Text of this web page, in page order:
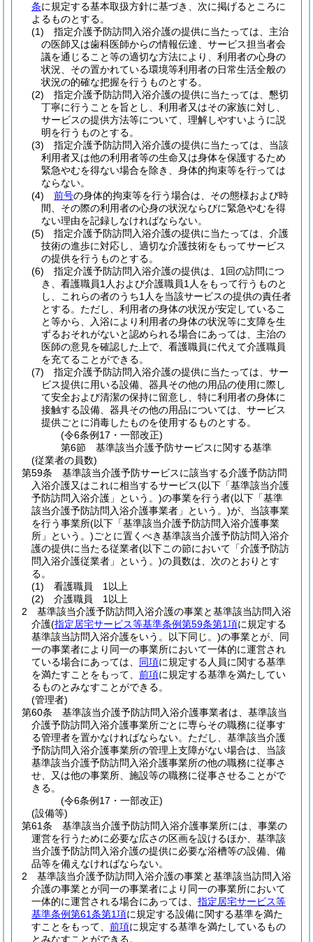
条に規定する基本取扱方針に基づき、次に掲げるところに
よるものとする。
(1)
指定介護予防訪問入浴介護の提供に当たっては、主治
の医師又は歯科医師からの情報伝達、サービス担当者会
議を通じること等の適切な方法により、利用者の心身の
状況、その置かれている環境等利用者の日常生活全般の
状況の的確な把握を行うものとする。
(2)
指定介護予防訪問入浴介護の提供に当たっては、懇切
丁寧に行うことを旨とし、利用者又はその家族に対し、
サービスの提供方法等について、理解しやすいように説
明を行うものとする。
(3)
指定介護予防訪問入浴介護の提供に当たっては、当該
利用者又は他の利用者等の生命又は身体を保護するため
緊急やむを得ない場合を除き、身体的拘束等を行っては
ならない。
(4)
前号の身体的拘束等を行う場合は、その態様および時
間、その際の利用者の心身の状況ならびに緊急やむを得
ない理由を記録しなければならない。
(5)
指定介護予防訪問入浴介護の提供に当たっては、介護
技術の進歩に対応し、適切な介護技術をもってサービス
の提供を行うものとする。
(6)
指定介護予防訪問入浴介護の提供は、1回の訪問につ
き、看護職員1人および介護職員1人をもって行うものと
し、これらの者のうち1人を当該サービスの提供の責任者
とする。 ただし、利用者の身体の状況が安定しているこ
と等から、入浴により利用者の身体の状況等に支障を生
ずるおそれがないと認められる場合にあっては、主治の
医師の意見を確認した上で、看護職員に代えて介護職員
を充てることができる。
(7)
指定介護予防訪問入浴介護の提供に当たっては、サー
ビス提供に用いる設備、器具その他の用品の使用に際し
て安全および清潔の保持に留意し、特に利用者の身体に
接触する設備、器具その他の用品については、サービス
提供ごとに消毒したものを使用するものとする。
(令6条例17・一部改正)
第6節
基準該当介護予防サービスに関する基準
(従業者の員数)
第59条
基準該当介護予防サービスに該当する介護予防訪問
入浴介護又はこれに相当するサービス(以下「基準該当介護
予防訪問入浴介護」という。)の事業を行う者(以下「基準
該当介護予防訪問入浴介護事業者」という。)が、当該事業
を行う事業所(以下「基準該当介護予防訪問入浴介護事業
所」という。)ごとに置くべき基準該当介護予防訪問入浴介
護の提供に当たる従業者(以下この節において「介護予防訪
問入浴介護従業者」という。)の員数は、次のとおりとす
る。
(1)
看護職員 1以上
(2)
介護職員 1以上
2
基準該当介護予防訪問入浴介護の事業と基準該当訪問入浴
介護(指定居宅サービス等基準条例第59条第1項に規定する
基準該当訪問入浴介護をいう。以下同じ。)の事業とが、同
一の事業者により同一の事業所において一体的に運営され
ている場合にあっては、 同項に規定する人員に関する基準
を満たすことをもって、 前項に規定する基準を満たしてい
るものとみなすことができる。
(管理者)
第60条
基準該当介護予防訪問入浴介護事業者は、基準該当
介護予防訪問入浴介護事業所ごとに専らその職務に従事す
る管理者を置かなければならない。 ただし、基準該当介護
予防訪問入浴介護事業所の管理上支障がない場合は、当該
基準該当介護予防訪問入浴介護事業所の他の職務に従事さ
せ、又は他の事業所、施設等の職務に従事させることがで
きる。
(令6条例17・一部改正)
(設備等)
第61条
基準該当介護予防訪問入浴介護事業所には、事業の
運営を行うために必要な広さの区画を設けるほか、基準該
当介護予防訪問入浴介護の提供に必要な浴槽等の設備、備
品等を備えなければならない。
2
基準該当介護予防訪問入浴介護の事業と基準該当訪問入浴
介護の事業とが同一の事業者により同一の事業所において
一体的に運営される場合にあっては、 指定居宅サービス等
基準条例第61条第1項に規定する設備に関する基準を満た
すことをもって、 前項に規定する基準を満たしているもの
とみなすことができる。